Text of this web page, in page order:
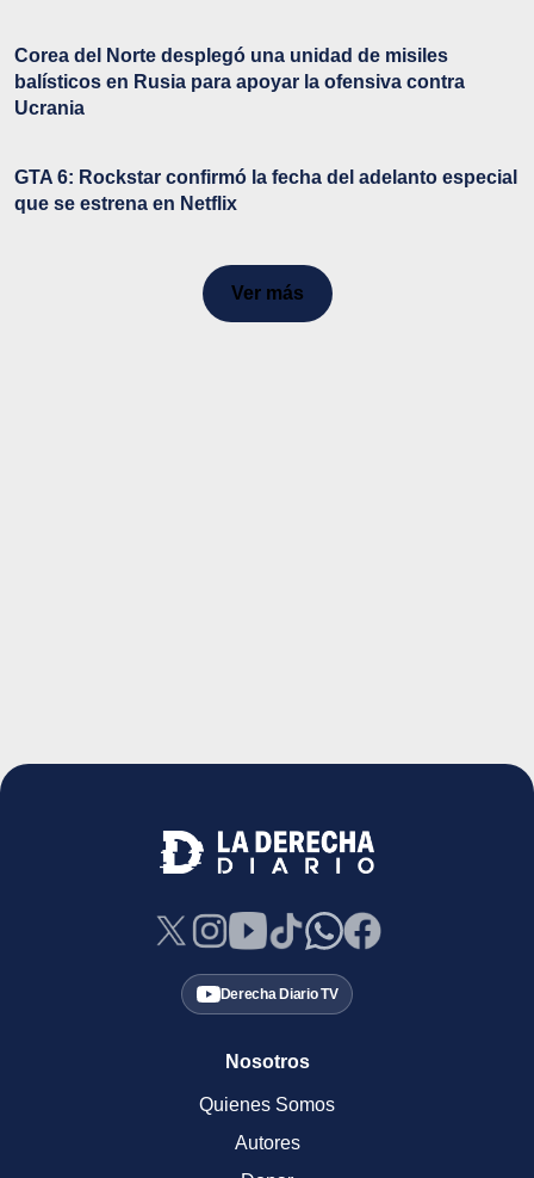
Corea del Norte desplegó una unidad de misiles
balísticos en Rusia para apoyar la ofensiva contra
Ucrania
GTA 6: Rockstar confirmó la fecha del adelanto especial
que se estrena en Netflix
Ver más
Derecha Diario TV
Nosotros
Quienes Somos
Autores